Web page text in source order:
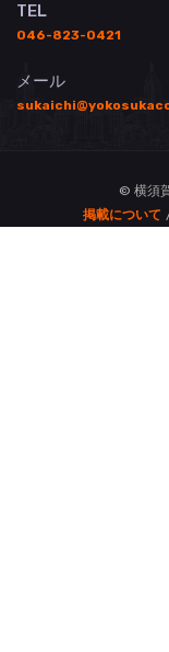
TEL
046-823-0421
メール
© 横須
掲載について